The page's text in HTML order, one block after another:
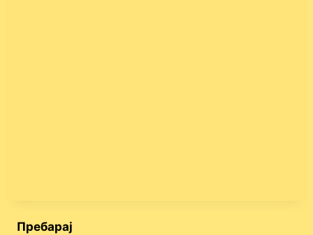
Пребарај